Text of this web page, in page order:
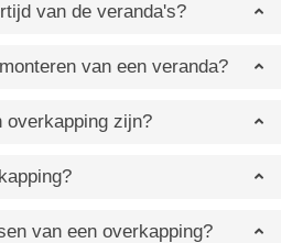
van de veranda's?
van een veranda?
overkapping zijn?
van een overkapping?